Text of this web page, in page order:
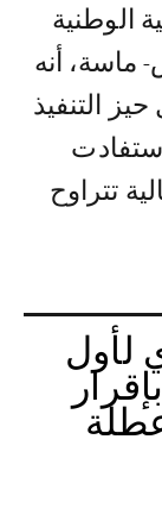
الوطنية
ماسة، أنه
التنفيذ
2023، فقد استفادت
تتراوح
لأول